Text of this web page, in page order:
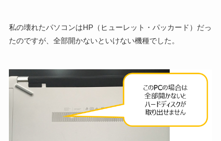
私の壊れたパソコンはHP（ヒューレット・パッカード）だっ
たのですが、全部開かないといけない機種でした。